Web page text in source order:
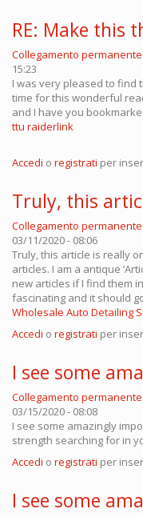
RE: Make this
Collegamento permanente
15:23
I was very pleased to find
time for this wonderful
and I have you
ttu raiderlink
Accedi o registrati per
Truly, this
Collegamento permanente
03/11/2020 - 08:06
Truly, this article is really
articles. I am a antique
new articles if I find them
fascinating and it should
Wholesale Auto Detailing
Accedi o registrati per
I see some
Collegamento permanente
03/15/2020 - 08:08
I see some amazingly
strength searching for in
Accedi o registrati per
I see some